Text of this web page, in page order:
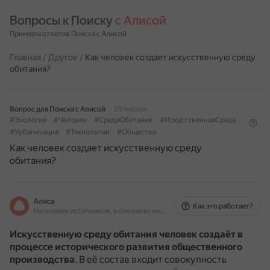
Вопросы к Поиску с Алисой
Примеры ответов Поиска с Алисой
Главная / Другое / Как человек создает искусственную среду
обитания?
Вопрос для Поиска с Алисой
29 января
#Экология
#Человек #СредаОбитания
#ИскусственнаяСреда
#Урбанизация
#Технологии #Общество
Как человек создает искусственную среду
обитания?
Алиса
На основе источников, возможны неточности
Как это работает?
Искусственную среду обитания человек создаёт в
процессе исторического развития общественного
производства. В её состав входит совокупность